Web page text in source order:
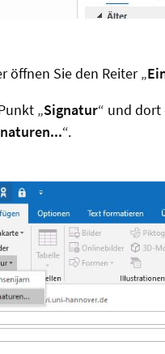
öffnen Sie den Reiter „
„Signatur“ und dort
“.